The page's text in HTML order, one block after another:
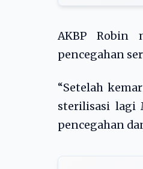
AKBP Robin
pencegahan
“Setelah
sterilisasi lagi
pencegahan